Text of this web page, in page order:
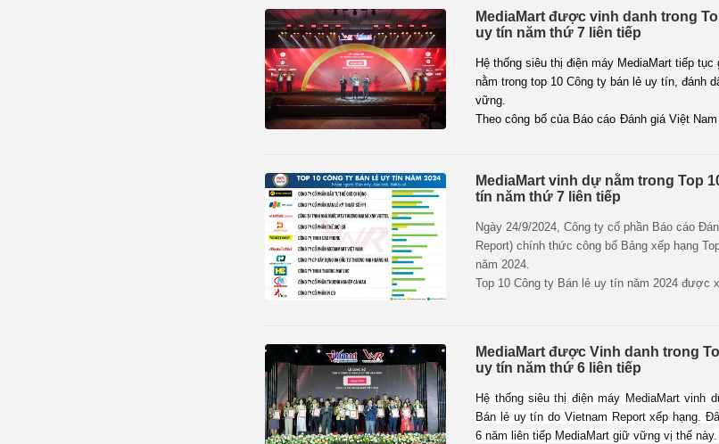
MediaMart được vinh danh trong
uy tín năm thứ 7 liên tiếp
Hệ thống siêu thị điện máy MediaMart tiếp
nằm trong top 10 Công ty bán lẻ uy tín, đánh
vững.
Theo công bố của Báo cáo Đánh giá Việt
MediaMart vinh dự nằm trong Top
tín năm thứ 7 liên tiếp
Ngày 24/9/2024, Công ty cổ phần Báo cáo
Report) chính thức công bố Bảng xếp hạng
năm 2024.
Top 10 Công ty Bán lẻ uy tín năm 2024 được
Media Coding - mã hóa các bài viết về công ty
có ảnh hưởng; (3) Khảo sát đối tượng nghiên
được thực hiện trong tháng 8-9/2024.
MediaMart được Vinh danh trong
uy tín năm thứ 6 liên tiếp
Hệ thống siêu thị điện máy MediaMart vinh
Bán lẻ uy tín do Vietnam Report xếp hạng.
6 năm liên tiếp MediaMart giữ vững vị thế này.